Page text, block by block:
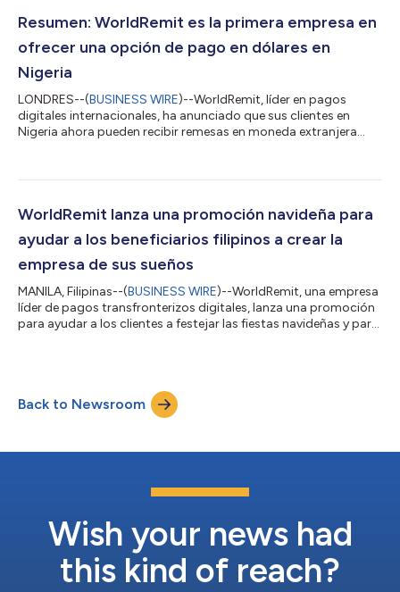
presidenciales de los Estados Unidos y SpaceX, en cada uno de
Resumen: WorldRemit es la primera empresa en
ofrecer una opción de pago en dólares en
Nigeria
LONDRES--(BUSINESS WIRE)--WorldRemit, líder en pagos
digitales internacionales, ha anunciado que sus clientes en
Nigeria ahora pueden recibir remesas en moneda extranjera
Bank of Nigeria, CBN) un día antes, WorldRemit se ha adaptado
primer servicio digital en ofrecer a sus clientes de todo el
WorldRemit lanza una promoción navideña para
ayudar a los beneficiarios filipinos a crear la
empresa de sus sueños
MANILA, Filipinas--(BUSINESS WIRE)--WorldRemit, una empresa
líder de pagos transfronterizos digitales, lanza una promoción
para ayudar a los clientes a festejar las fiestas navideñas y para
a las Filipinas utilizando su cuenta válida de WorldRemit y
registrándose en www.worldremit.com/pangkabuhayan para
Back to Newsroom
Wish your news had
this kind of reach?